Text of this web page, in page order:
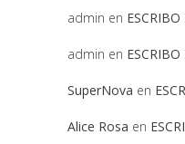
admin en
admin en
SuperNova en
Alice Rosa en